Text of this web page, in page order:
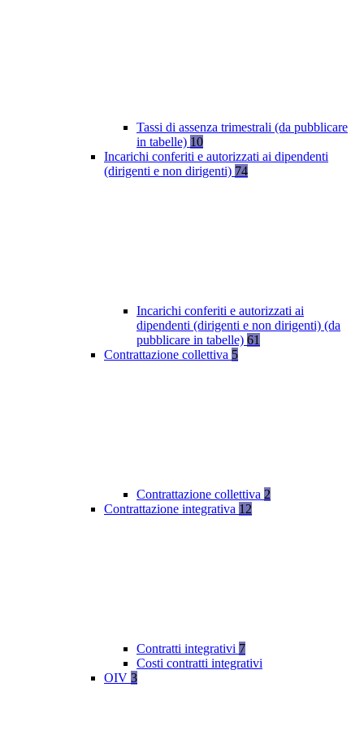
Tassi di assenza trimestrali (da pubblicare
in tabelle) 10
Incarichi conferiti e autorizzati ai dipendenti
(dirigenti e non dirigenti) 74
Incarichi conferiti e autorizzati ai
dipendenti (dirigenti e non dirigenti) (da
pubblicare in tabelle) 61
Contrattazione collettiva 5
Contrattazione collettiva 2
Contrattazione integrativa 12
Contratti integrativi 7
Costi contratti integrativi
OIV 3